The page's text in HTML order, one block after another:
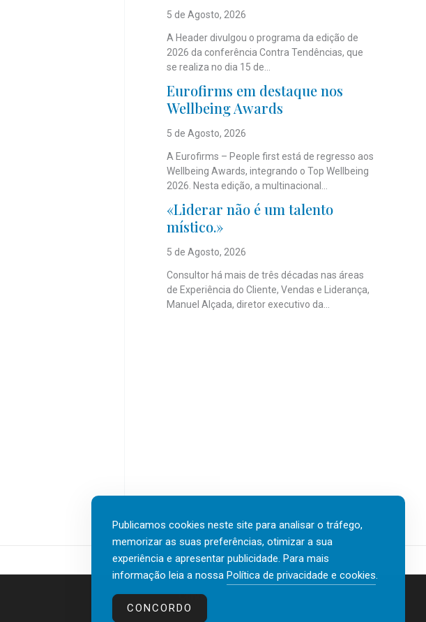
5 de Agosto, 2026
A Header divulgou o programa da edição de
2026 da conferência Contra Tendências, que
se realiza no dia 15 de...
Eurofirms em destaque nos
Wellbeing Awards
5 de Agosto, 2026
A Eurofirms – People first está de regresso aos
Wellbeing Awards, integrando o Top Wellbeing
2026. Nesta edição, a multinacional...
«Liderar não é um talento
místico.»
5 de Agosto, 2026
Consultor há mais de três décadas nas áreas
de Experiência do Cliente, Vendas e Liderança,
Manuel Alçada, diretor executivo da...
Contactos
Publicamos cookies neste site para analisar o tráfego,
memorizar as suas preferências, otimizar a sua
experiência e apresentar publicidade. Para mais
informação leia a nossa Política de privacidade e cookies.
CONCORDO